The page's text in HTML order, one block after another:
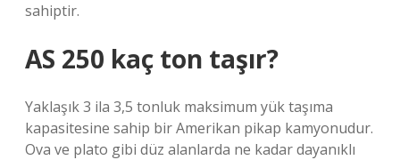
sahiptir.
AS 250 kaç ton taşır?
Yaklaşık 3 ila 3,5 tonluk maksimum yük taşıma
kapasitesine sahip bir Amerikan pikap kamyonudur.
Ova ve plato gibi düz alanlarda ne kadar dayanıklı